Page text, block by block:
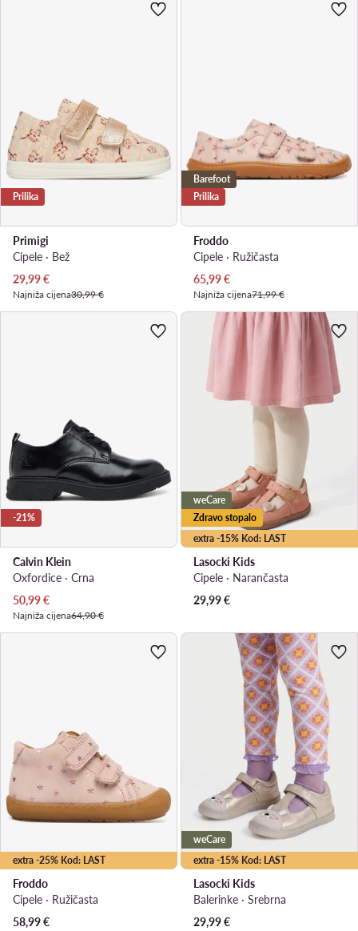
Prilika
Primigi
Cipele · Bež
Trenutna cijena
29,99€
Najniža cijena30,99 €
Barefoot
Prilika
Froddo
Cipele · Ružičasta
Trenutna cijena
65,99€
Najniža cijena71,99 €
-21%
Calvin Klein
Oxfordice · Crna
Trenutna cijena
50,99€
Najniža cijena64,90 €
extra -15% Kod: LAST
weCare
Zdravo stopalo
Lasocki Kids
Cipele · Narančasta
29,99€
extra -25% Kod: LAST
Froddo
Cipele · Ružičasta
58,99€
extra -15% Kod: LAST
weCare
Lasocki Kids
Balerinke · Srebrna
29,99€